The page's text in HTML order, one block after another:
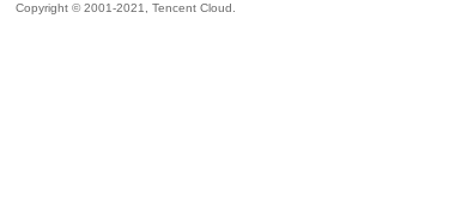
Copyright © 2001-2021, Tencent Cloud.